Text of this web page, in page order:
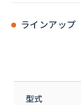
ラインアップ
型式